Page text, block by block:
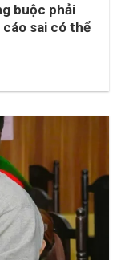
buộc phải
sai có thể